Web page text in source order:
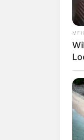
MFH